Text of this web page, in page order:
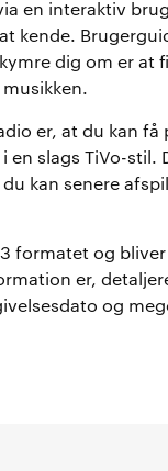
en interaktiv
kende.
dig om er at
er, at du kan
en slags TiVo-
kan senere
formatet og
er,
og